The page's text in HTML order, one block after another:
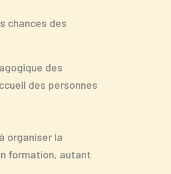
chances des
des
des personnes
organiser la
formation, autant